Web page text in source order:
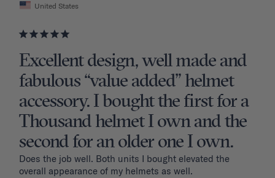
United States
Excellent design, well made and
fabulous “value added” helmet
accessory. I bought the first for a
Thousand helmet I own and the
second for an older one I own.
Does the job well. Both units I bought elevated the
overall appearance of my helmets as well.